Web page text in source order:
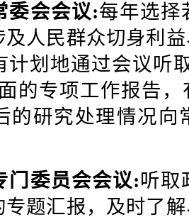
委会会议:每年选择
及人民群众切身利
计划地通过会议听
的专项工作报告
的研究处理情况向
门委员会会议:听取
专题汇报，及时了